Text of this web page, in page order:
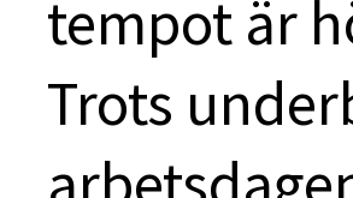
tempot är
Trots